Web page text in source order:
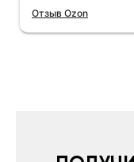
упаковку с
иначе не
всё
Отзыв Ozon